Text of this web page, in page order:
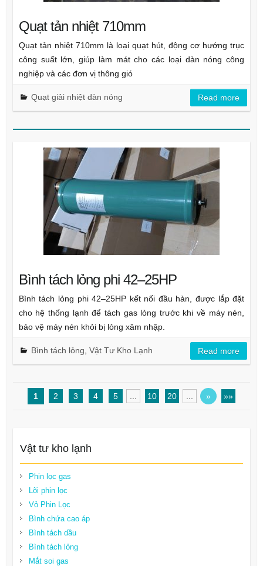
Quạt tản nhiệt 710mm
Quạt tản nhiệt 710mm là loại quạt hút, động cơ hướng trục
công suất lớn, giúp làm mát cho các loại dàn nóng công
nghiệp và các đơn vị thông gió
Quạt giải nhiệt dàn nóng Read more
Bình tách lỏng phi 42–25HP
Bình tách lỏng phi 42–25HP kết nối đầu hàn, được lắp đặt
cho hệ thống lạnh để tách gas lỏng trước khi về máy nén,
bảo vệ máy nén khỏi bị lỏng xâm nhập.
Bình tách lỏng Vật Tư Kho Lạnh Read more
1 2 3 4 5 10 20 » »»
Vật tư kho lạnh
Phin lọc gas
Lõi phin lọc
Vỏ Phin Lọc
Bình chứa cao áp
Bình tách dầu
Bình tách lỏng
Mắt soi gas